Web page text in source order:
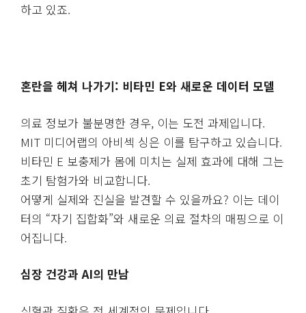
하고 있죠.
혼란을 헤쳐 나가기: 비타민 E와 새로운 데이터 모델
의료 정보가 불분명한 경우, 이는 도전 과제입니다.
MIT 미디어랩의 아비섹 싱은 이를 탐구하고 있습니다.
비타민 E 보충제가 몸에 미치는 실제 효과에 대해 그는
초기 탐험가와 비교합니다.
어떻게 실제와 진실을 발견할 수 있을까요? 이는 데이
터의 “자기 집합화”와 새로운 의료 절차의 매핑으로 이
어집니다.
심장 건강과 AI의 만남